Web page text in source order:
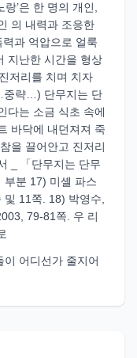
’은 한 명의 개인,
의 내력과 조응한
과 억압으로 얼룩
지난한 시간을 형상
저리를 치며 치자
중략…) 단무지는 단
다는 소금 식초 속에
바닥에 내던져져 죽
을 끌어안고 진저리
_ 「단무지는 단무
부분 17) 미셸 파스
11쪽. 18) 박영수,
79-81쪽. 우 리
이 어디선가 줄지어